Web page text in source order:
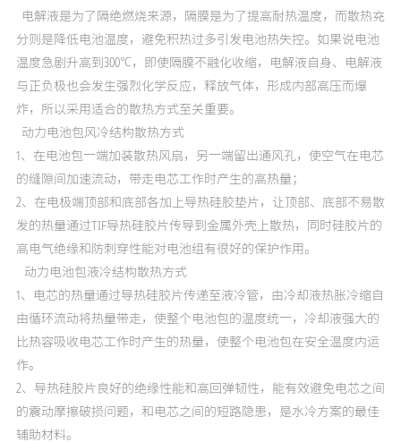
电解液是为了隔绝燃烧来源，隔膜是为了提高耐热温度，而散热充
分则是降低电池温度，避免积热过多引发电池热失控。如果说电池
温度急剧升高到300℃，即使隔膜不融化收缩，电解液自身、电解液
与正负极也会发生强烈化学反应，释放气体，形成内部高压而爆
炸，所以采用适合的散热方式至关重要。
动力电池包风冷结构散热方式
1、在电池包一端加装散热风扇，另一端留出通风孔，使空气在电芯
的缝隙间加速流动，带走电芯工作时产生的高热量；
2、在电极端顶部和底部各加上导热硅胶垫片，让顶部、底部不易散
发的热量通过TIF导热硅胶片传导到金属外壳上散热，同时硅胶片的
高电气绝缘和防刺穿性能对电池组有很好的保护作用。
动力电池包液冷结构散热方式
1、电芯的热量通过导热硅胶片传递至液冷管，由冷却液热胀冷缩自
由循环流动将热量带走，使整个电池包的温度统一，冷却液强大的
比热容吸收电芯工作时产生的热量，使整个电池包在安全温度内运
作。
2、导热硅胶片良好的绝缘性能和高回弹韧性，能有效避免电芯之间
的震动摩擦破损问题，和电芯之间的短路隐患，是水冷方案的最佳
辅助材料。